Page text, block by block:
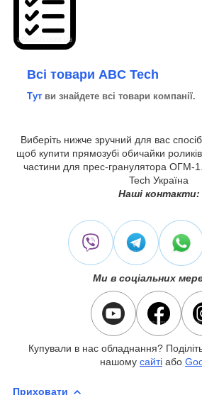
Всі товари ABC Tech
Тут ви знайдете всі товари компанії.
Виберіть нижче зручний для вас
щоб купити прямозубі обичайки
частини для прес-гранулятора ОГМ-
Tech Україна
Наші контакти:
Ми в соціальних
Купували в нас обладнання?
нашому сайті або
Приховати